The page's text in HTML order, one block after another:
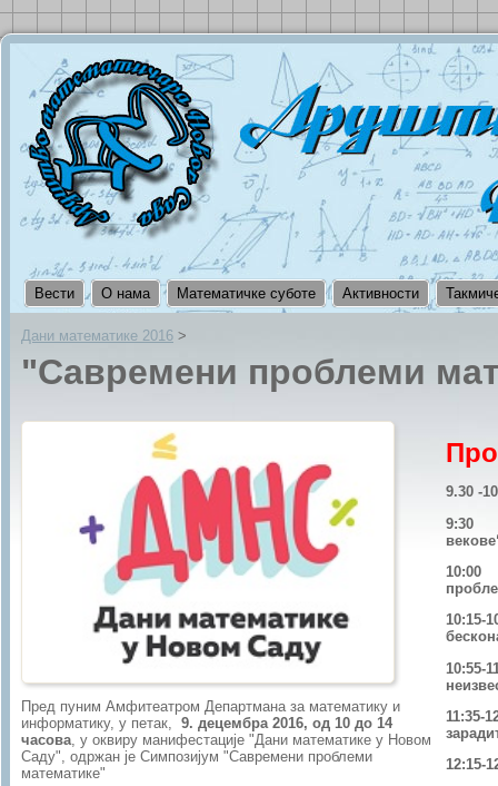
Вести О нама Математичке суботе Активности
Дани математике 2016 ‎ > ‎
"Савремени проблеми
Пред пуним Амфитеатром Департмана за математику и
информатику, у петак, 9. децембра 2016, од 10 до 14
часова, у оквиру манифестације "Дани математике у Новом
Саду", одржан је Симпозијум "Савремени проблеми
математике"
9.30 -
9:30
10:00